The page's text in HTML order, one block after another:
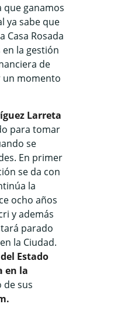
que ganamos
ya sabe que
Casa Rosada
la gestión
de
un momento
Larreta
para tomar
se
En primer
se da con
la
ocho años
y además
parado
la Ciudad.
Estado
en la
de sus